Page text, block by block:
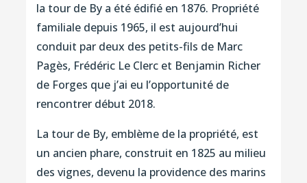
la tour de By a été édifié en 1876. Propriété
familiale depuis 1965, il est aujourd’hui
conduit par deux des petits-fils de Marc
Pagès, Frédéric Le Clerc et Benjamin Richer
de Forges que j’ai eu l’opportunité de
rencontrer début 2018.
La tour de By, emblème de la propriété, est
un ancien phare, construit en 1825 au milieu
des vignes, devenu la providence des marins